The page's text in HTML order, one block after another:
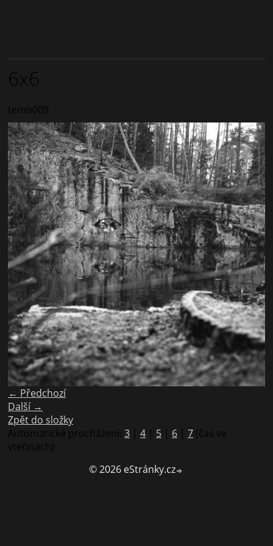
6x6
temn009
← Předchozí
Další →
Zpět do složky
Automatické procházení: 3 | 4 | 5 | 6 | 7 (čas ve
vteřinách)
© 2026 eStránky.cz